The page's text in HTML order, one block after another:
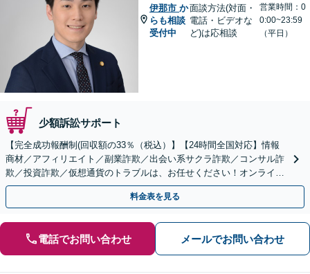
伊那市 か
らも相談
受付中
面談方法(対面・
電話・ビデオな
ど)は応相談
営業時間：0
0:00~23:59
（平日）
少額訴訟サポート
【完全成功報酬制(回収額の33％（税込）】【24時間全国対応】情報
商材／アフィリエイト／副業詐欺／出会い系サクラ詐欺／コンサル詐
欺／投資詐欺／仮想通貨のトラブルは、お任せください！オンライン
のみで解決も可能！
料金表を見る
電話でお問い合わせ メールでお問い合わせ